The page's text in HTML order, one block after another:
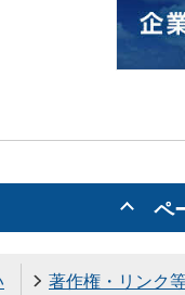
ペ
著作権・リンク